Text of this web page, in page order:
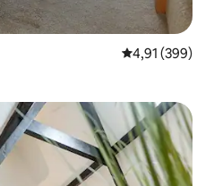
Середня
4,91 (399)